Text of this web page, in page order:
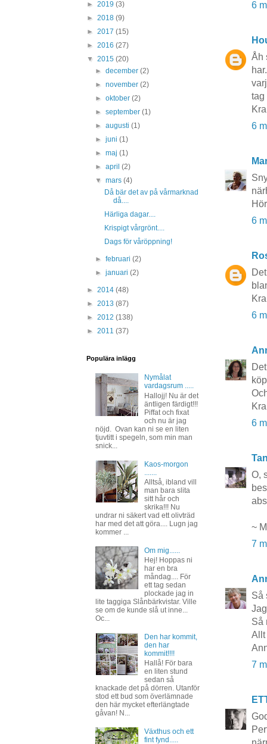
6
Åh
tag
6
6
6
6
O,
~
7
Så
Så
Allt
7
► 2019 (3)
► 2018 (9)
► 2017 (15)
► 2016 (27)
▼ 2015 (20)
►december(2)
►november(2)
►oktober(2)
►september(1)
►augusti(1)
►juni(1)
►maj(1)
►april(2)
▼mars(4)
Då bär det av på vårmarknad
då....
Härliga dagar....
Krispigt vårgrönt....
Dags för våröppning!
►februari(2)
►januari(2)
► 2014 (48)
► 2013 (87)
► 2012 (138)
► 2011 (37)
Populära inlägg
Nymålat
vardagsrum .....
Hallojj! Nu är det
äntligen färdigt!!!
Piffat och fixat
och nu är jag
nöjd. Ovan kan ni se en liten
tjuvtitt i spegeln, som min man
snick...
Kaos-morgon
Alltså, ibland vill
man bara slita
sitt hår och
skrika!!! Nu
undrar ni säkert vad ett olivträd
har med det att göra.... Lugn jag
kommer ...
Om mig......
Hej! Hoppas ni
har en bra
måndag.... För
ett tag sedan
plockade jag in
lite taggiga Slånbärkvistar. Ville
se om de kunde slå ut inne...
Oc...
Den har kommit,
den har
kommit!!!!
Hallå! För bara
en liten stund
sedan så
knackade det på dörren. Utanför
stod ett bud som överlämnade
den här mycket efterlängtade
gåvan! N...
Växthus och ett
fint fynd.....